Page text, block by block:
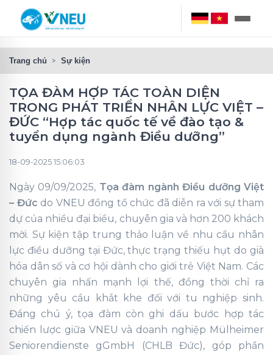
Trang chủ Sự kiện
TỌA ĐÀM HỢP TÁC TOÀN DIỆN
TRONG PHÁT TRIỂN NHÂN LỰC VIỆT –
ĐỨC “Hợp tác quốc tế về đào tạo &
tuyển dụng ngành Điều dưỡng”
18-09-2025 15:06:03
Ngày 09/09/2025, Tọa đàm ngành Điều dưỡng Việt
– Đức do VNEU đồng tổ chức đã diễn ra với sự tham
dự của nhiều đại biểu, chuyên gia và hơn 200 khách
mời. Sự kiện tập trung thảo luận về nhu cầu nhân
lực điều dưỡng tại Đức, thực trạng thiếu hụt do già
hóa dân số và cơ hội dành cho giới trẻ Việt Nam. Các
chuyên gia nhấn mạnh lợi thế, đồng thời chỉ ra
những yêu cầu khắt khe đối với tu nghiệp sinh.
Đáng chú ý, tọa đàm còn ghi dấu bước hợp tác
chiến lược giữa VNEU và doanh nghiệp Mülheimer
Seniorendienste gGmbH (CHLB Đức), góp phần